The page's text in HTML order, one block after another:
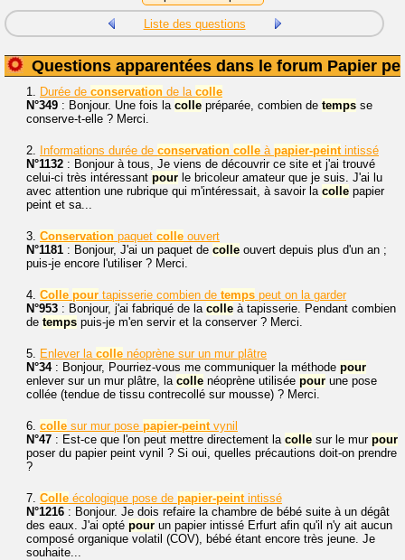
Liste des questions
Questions apparentées dans le forum Papier
1. Durée de conservation de la colle
N°349 : Bonjour. Une fois la colle préparée, combien de temps se
conserve-t-elle ? Merci.
2. Informations durée de conservation colle à papier-peintintissé
N°1132 : Bonjour à tous, Je viens de découvrir ce site et j'ai trouvé
celui-ci très intéressant pour le bricoleur amateur que je suis. J'ai lu
avec attention une rubrique qui m'intéressait, à savoir la colle papier
peint et sa...
3. Conservation paquet colle ouvert
N°1181 : Bonjour, J'ai un paquet de colle ouvert depuis plus d'un an ;
puis-je encore l'utiliser ? Merci.
4. Colle pour tapisserie combien de temps peut on la garder
N°953 : Bonjour, j'ai fabriqué de la colle à tapisserie. Pendant combien
de temps puis-je m'en servir et la conserver ? Merci.
5. Enlever la colle néoprène sur un mur plâtre
N°34: Bonjour, Pourriez-vous me communiquer la méthode pour
enlever sur un mur plâtre, la colle néoprène utilisée pour une pose
collée (tendue de tissu contrecollé sur mousse) ? Merci.
6. colle sur mur pose papier-peintvynil
N°47 : Est-ce que l'on peut mettre directement la colle sur le mur pour
poser du papier peint vynil ? Si oui, quelles précautions doit-on prendre
?
7. Colle écologique pose de papier-peintintissé
N°1216 : Bonjour. Je dois refaire la chambre de bébé suite à un dégât
des eaux. J'ai opté pour un papier intissé Erfurt afin qu'il n'y ait aucun
composé organique volatil (COV), bébé étant encore très jeune. Je
souhaite...